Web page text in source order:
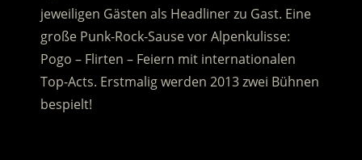
jeweiligen Gästen als Headliner zu Gast. Eine
große Punk-Rock-Sause vor Alpenkulisse:
Pogo – Flirten – Feiern mit internationalen
Top-Acts. Erstmalig werden 2013 zwei Bühnen
bespielt!